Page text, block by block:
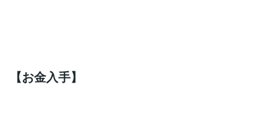
【お金入手】